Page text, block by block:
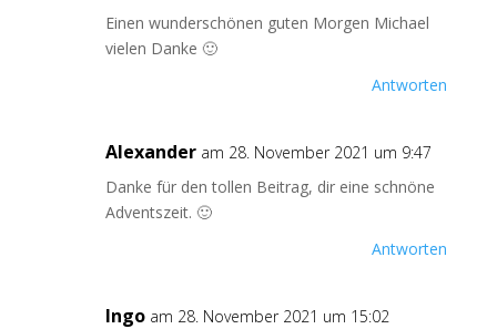
Einen wunderschönen guten Morgen Michael
vielen Danke 🙂
Antworten
Alexander am 28. November 2021 um 9:47
Danke für den tollen Beitrag, dir eine schnöne
Adventszeit. 🙂
Antworten
Ingo am 28. November 2021 um 15:02